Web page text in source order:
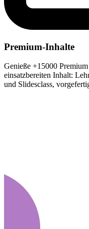
Premium-Inhalte
Genieße +15000
einsatzbereiten Inhalt:
und Slidesclass,